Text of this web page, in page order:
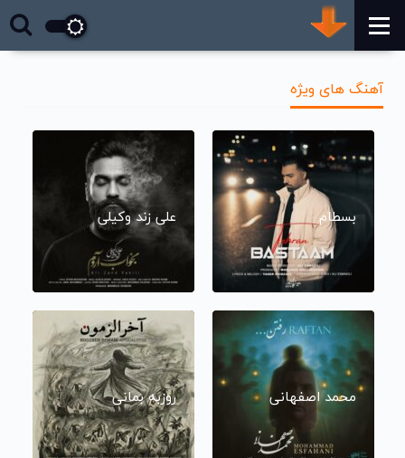
آهنگ های ویژه
بسطام علی زند وکیلی
محمد اصفهانی روزبه بمانی